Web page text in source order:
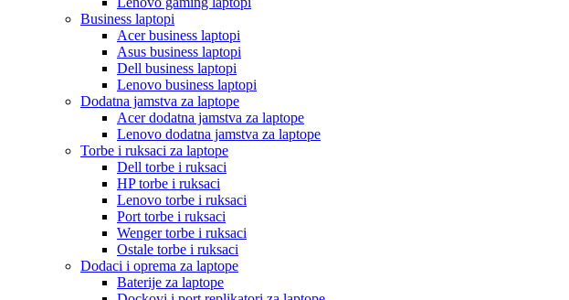
Business laptopi
Acer business laptopi
Asus business laptopi
Dell business laptopi
Lenovo business laptopi
Dodatna jamstva za laptope
Acer dodatna jamstva za laptope
Lenovo dodatna jamstva za laptope
Torbe i ruksaci za laptope
Dell torbe i ruksaci
HP torbe i ruksaci
Lenovo torbe i ruksaci
Port torbe i ruksaci
Wenger torbe i ruksaci
Ostale torbe i ruksaci
Dodaci i oprema za laptope
Baterije za laptope